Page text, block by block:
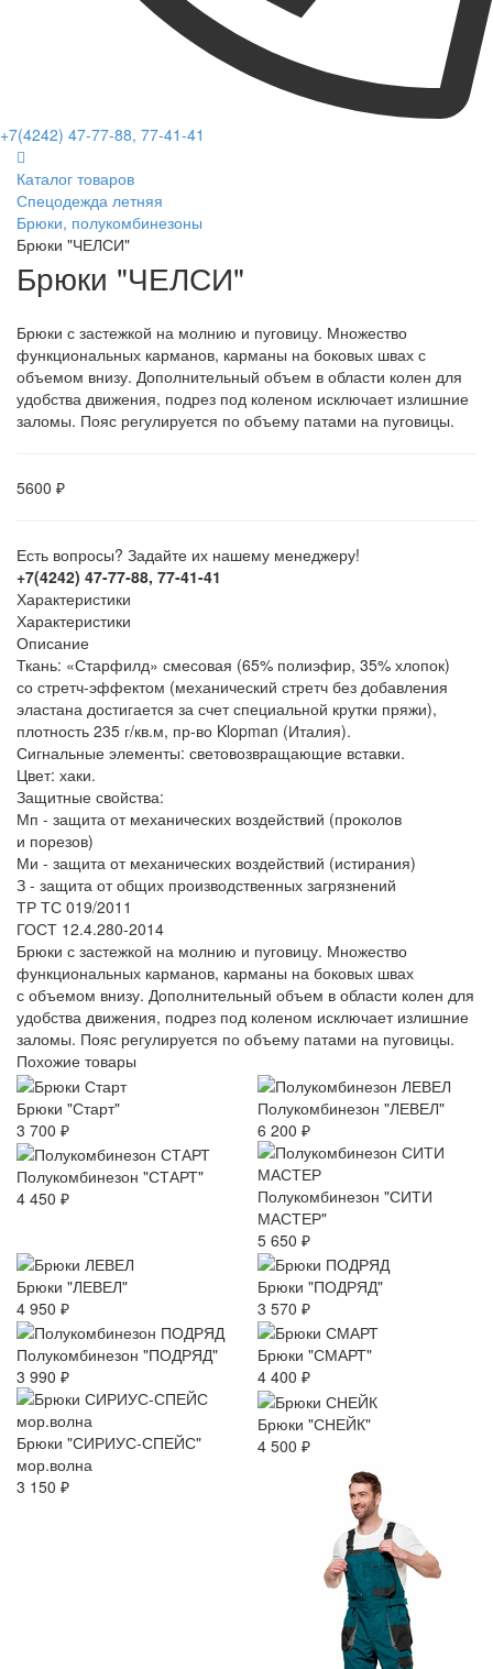
+7(4242) 47-77-88, 77-41-41
Каталог товаров
Спецодежда летняя
Брюки, полукомбинезоны
Брюки "ЧЕЛСИ"
Брюки "ЧЕЛСИ"
Брюки с застежкой на молнию и пуговицу. Множество
функциональных карманов, карманы на боковых швах с
объемом внизу. Дополнительный объем в области колен для
удобства движения, подрез под коленом исключает излишние
заломы. Пояс регулируется по объему патами на пуговицы.
5600 ₽
Есть вопросы? Задайте их нашему менеджеру!
+7(4242) 47-77-88, 77-41-41
Характеристики
Характеристики
Описание
Ткань: «Старфилд» смесовая (65% полиэфир, 35% хлопок)
со стретч-эффектом (механический стретч без добавления
эластана достигается за счет специальной крутки пряжи),
плотность 235 г/кв.м, пр-во Klopman (Италия).
Сигнальные элементы: световозвращающие вставки.
Цвет: хаки.
Защитные свойства:
Мп - защита от механических воздействий (проколов
и порезов)
Ми - защита от механических воздействий (истирания)
З - защита от общих производственных загрязнений
ТР ТС 019/2011
ГОСТ 12.4.280-2014
Брюки с застежкой на молнию и пуговицу. Множество
функциональных карманов, карманы на боковых швах
с объемом внизу. Дополнительный объем в области колен для
удобства движения, подрез под коленом исключает излишние
заломы. Пояс регулируется по объему патами на пуговицы.
Похожие товары
Брюки "Старт"
3 700 ₽
Полукомбинезон "ЛЕВЕЛ"
6 200 ₽
Полукомбинезон "СТАРТ"
4 450 ₽
Полукомбинезон "СИТИ
МАСТЕР"
5 650 ₽
Брюки "ЛЕВЕЛ"
4 950 ₽
Брюки "ПОДРЯД"
3 570 ₽
Полукомбинезон "ПОДРЯД"
3 990 ₽
Брюки "СМАРТ"
4 400 ₽
Брюки "СИРИУС-СПЕЙС"
мор.волна
3 150 ₽
Брюки "СНЕЙК"
4 500 ₽